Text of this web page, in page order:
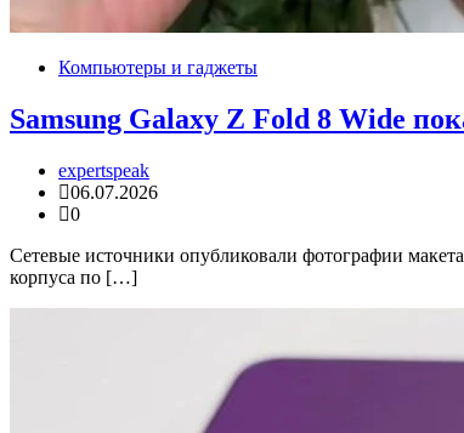
Компьютеры и гаджеты
Samsung Galaxy Z Fold 8 Wide
expertspeak
06.07.2026
0
Сетевые источники опубликовали фотографии
корпуса по […]